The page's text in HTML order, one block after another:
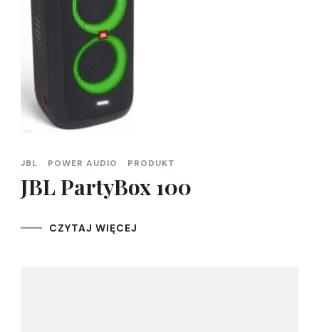
JBL POWER AUDIO PRODUKT
JBL PartyBox 100
CZYTAJ WIĘCEJ